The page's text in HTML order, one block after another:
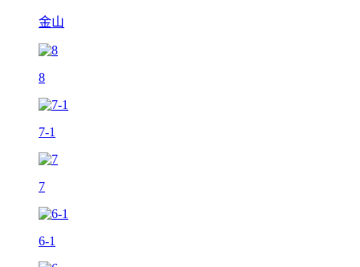
金山
8
7-1
7
6-1